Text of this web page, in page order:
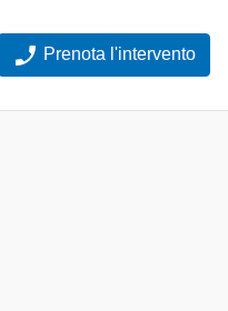
Prenota l'intervento